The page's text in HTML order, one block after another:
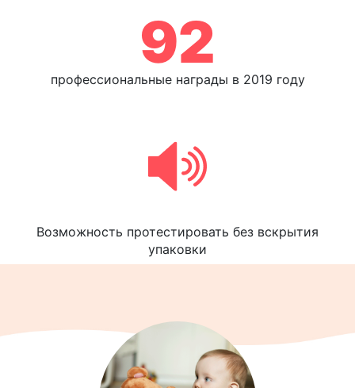
92
профессиональные награды в 2019 году
Возможность протестировать без вскрытия
упаковки